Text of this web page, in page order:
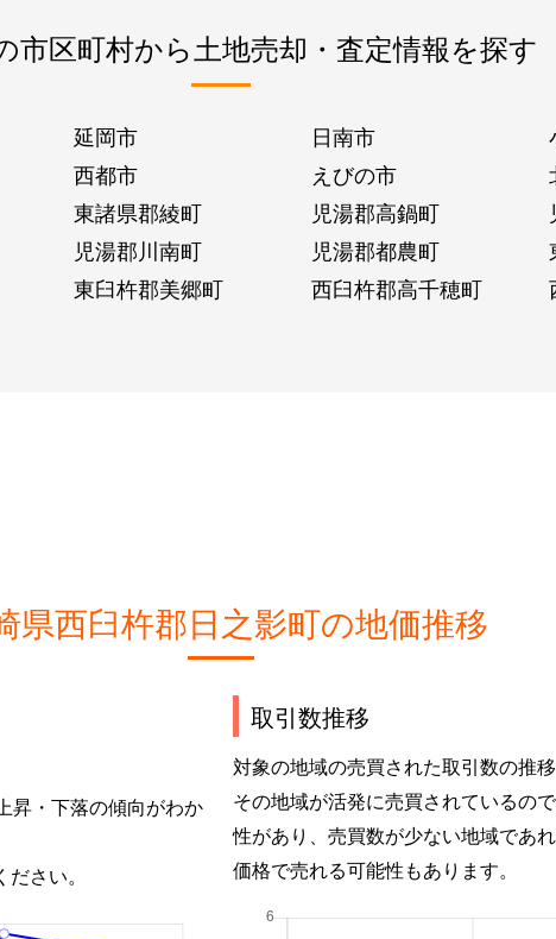
市区町村から土地売却・査定情報を探す
延岡市 日南市
西都市 えびの市
東諸県郡綾町 児湯郡高鍋町
児湯郡川南町 児湯郡都農町
東臼杵郡美郷町 西臼杵郡高千穂町
県西臼杵郡日之影町の地価推移
昇・下落の傾向がわか
さい。
取引数推移
対象の地域の売買された取引数の推
その地域が活発に売買されているの
性があり、売買数が少ない地域であ
価格で売れる可能性もあります。